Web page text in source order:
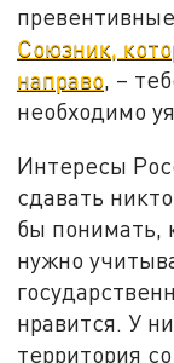
Союзник,
направо, –
необходимо
Интересы
сдавать
бы понимать,
нужно
нравится. У
территория